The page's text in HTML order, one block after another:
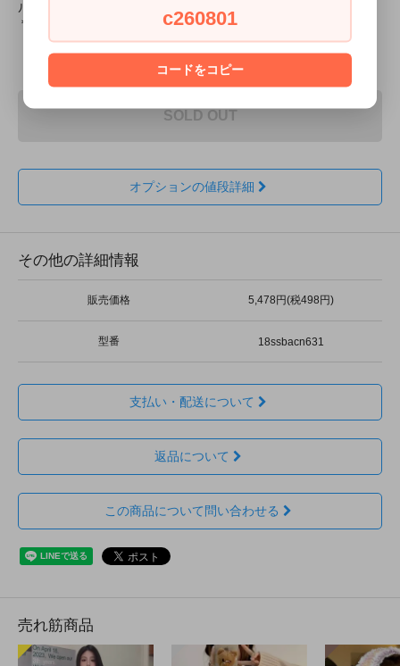
ルダーバッグ ミニバッグ チェーンバッグ チェーン
＊キャンセル・変更不可
SOLD OUT
オプションの値段詳細
その他の詳細情報
販売価格 5,478円(税498円)
型番 18ssbacn631
支払い・配送について
返品について
この商品について問い合わせる
売れ筋商品
c260801
コードをコピー